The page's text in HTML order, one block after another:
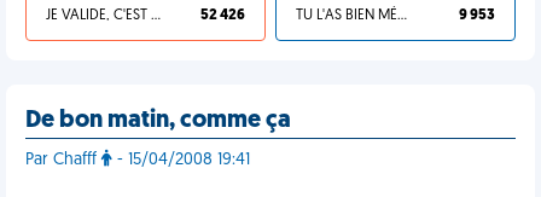
JE VALIDE, C'EST UNE VDM 52 426 TU L'AS BIEN MÉRITÉ 9 953
De bon matin, comme ça
Par Chafff - 15/04/2008 19:41